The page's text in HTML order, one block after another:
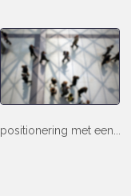
positionering met een...